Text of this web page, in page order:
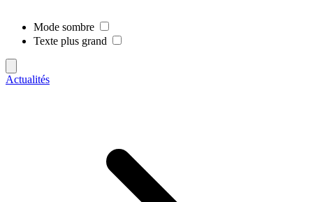
Mode sombre
Texte plus grand
Actualités